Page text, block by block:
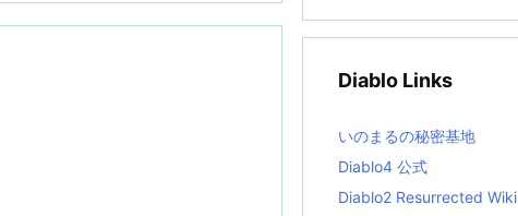
e
i
s
t
Diablo Links
いのまるの秘密基地
Diablo4 公式
Diablo2 Resurrected Wiki